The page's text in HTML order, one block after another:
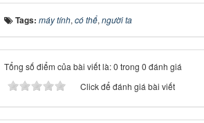
Tags: máy tính, có thể, người ta
Tổng số điểm của bài viết là: 0 trong 0 đánh giá
Click để đánh giá bài viết